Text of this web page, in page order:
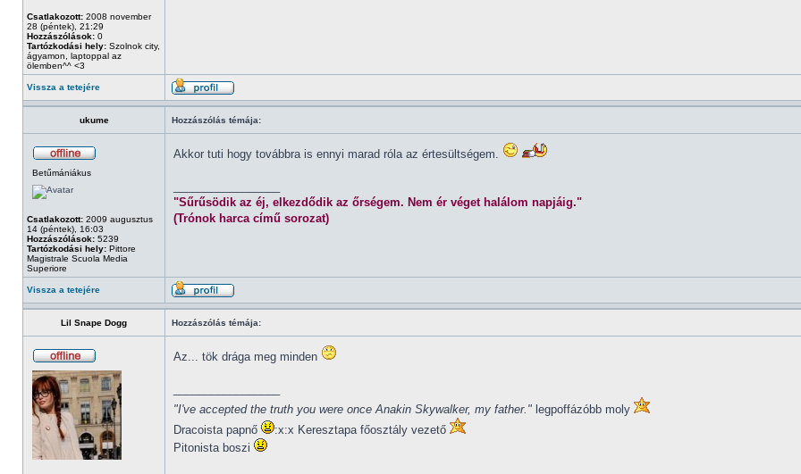
Csatlakozott: 2008 november
28 (péntek), 21:29
Hozzászólások: 0
Tartózkodási hely: Szolnok city,
ágyamon, laptoppal az
ölemben^^ <3
Vissza a tetejére
ukume Hozzászólás témája:
Betűmániákus
Csatlakozott: 2009 augusztus
14 (péntek), 16:03
Hozzászólások: 5239
Tartózkodási hely: Pittore
Magistrale Scuola Media
Superiore
Akkor tuti hogy továbbra is ennyi marad róla az értesültségem.
"Sűrűsödik az éj, elkezdődik az őrségem. Nem ér véget halálom napjáig."
(Trónok harca című sorozat)
Vissza a tetejére
Lil Snape Dogg Hozzászólás témája:
Az... tök drága meg minden
"I've accepted the truth you were once Anakin Skywalker, my father." legpoffázóbb moly
Dracoista papnő
:x:x Keresztapa főosztály vezető
Pitonista boszi